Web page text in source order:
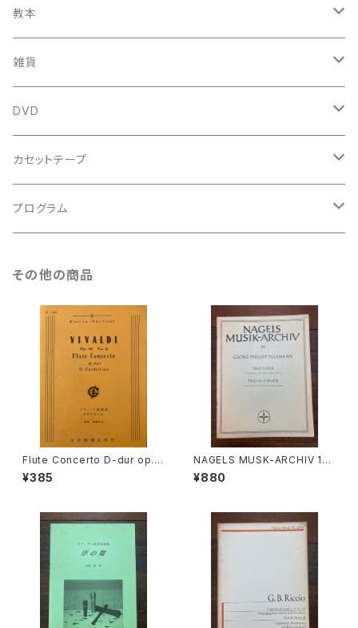
鍋島元子関連LP
中古LP
中古本
新古本
古楽以外
中古本
中古本
古楽関係
スコア
鍵盤用
古楽以外
スコア
教本
古楽関係
古楽以外
雑貨
トートバッグ
バロック
ルネサンス
DVD
古楽
古楽以外
カセットテープ
古楽
プログラム
古楽以外
その他の商品
Flute Concerto D-dur op.1
0 No.3 Il Cardellino【著者：V
IVALDI】出版社：日本楽譜出版
¥385
NAGELS MUSK-ARCHIV 131
TRIO F-DUR für Altblockfl
öte, Viola da gamba und B
AGELS VERLAG KASSEL
¥880